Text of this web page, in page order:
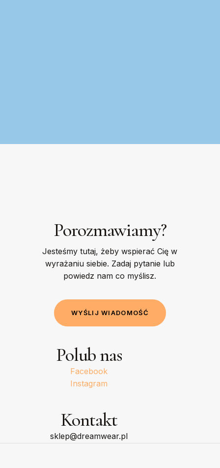
Porozmawiamy?
Jesteśmy tutaj, żeby wspierać Cię w
wyrażaniu siebie. Zadaj pytanie lub
powiedz nam co myślisz.
WYŚLI J WIADOMOŚĆ
Polub nas
Facebook
Instagram
Kontakt
sklep@dreamwear.pl